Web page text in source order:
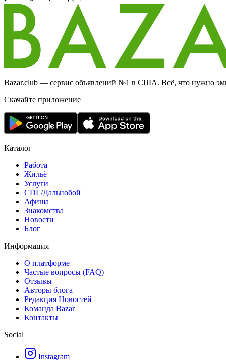
Bazar.club — сервис объявлений №1 в США. Всё, что нужно
Скачайте приложение
Каталог
Работа
Жильё
Услуги
CDL/Дальнобой
Афиша
Знакомства
Новости
Блог
Информация
О платформе
Частые вопросы (FAQ)
Отзывы
Авторы блога
Редакция Новостей
Команда Bazar
Контакты
Social
Instagram